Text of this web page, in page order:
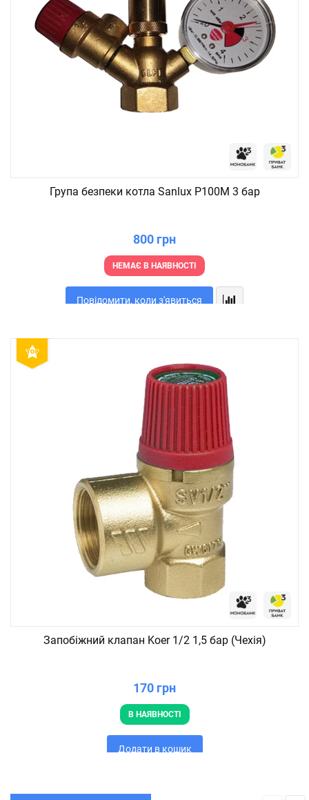
Група безпеки котла Sanlux P100M 3 бар
800 грн
НЕМАЄ В НАЯВНОСТІ
Повідомити, коли з'явиться
Запобіжний клапан Koer 1/2 1,5 бар (Чехія)
170 грн
В НАЯВНОСТІ
Додати в кошик